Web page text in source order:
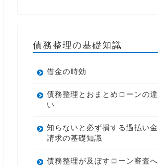
債務整理の基礎知識
借金の時効
債務整理とおまとめローンの違
い
知らないと必ず損する過払い金
請求の基礎知識
債務整理が及ぼすローン審査へ